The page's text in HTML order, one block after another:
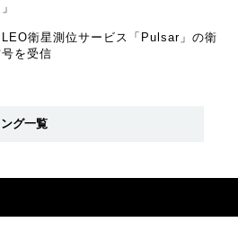
衛星測位サービス「Pulsar」の衛
を受信
グ一覧